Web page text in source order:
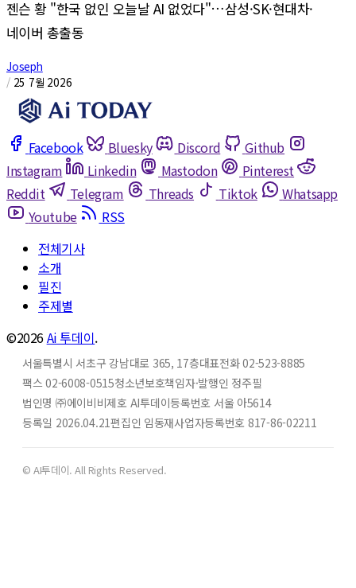
젠슨 황 "한국 없인 오늘날 AI 없었다"…삼성·SK·현대차·
네이버 총출동
Joseph
/ 25 7월 2026
Facebook Bluesky Discord
Github
Instagram
Linkedin Mastodon
Pinterest
Reddit
Telegram Threads Tiktok
Whatsapp
Youtube
RSS
전체기사
소개
필진
주제별
©2026Ai 투데이.
서울특별시 서초구 강남대로 365, 17층대표전화 02-523-8885
팩스 02-6008-0515청소년보호책임자·발행인 정주필
법인명 ㈜에이비비제호 AI투데이등록번호 서울 아5614
등록일 2026.04.21편집인 임동재사업자등록번호 817-86-02211
© AI투데이. All Rights Reserved.